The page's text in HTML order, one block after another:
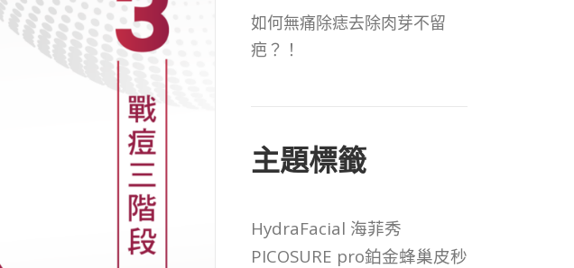
如何無痛除痣去除肉芽不留
疤？！
主題標籤
HydraFacial 海菲秀
PICOSURE pro鉑金蜂巢皮秒